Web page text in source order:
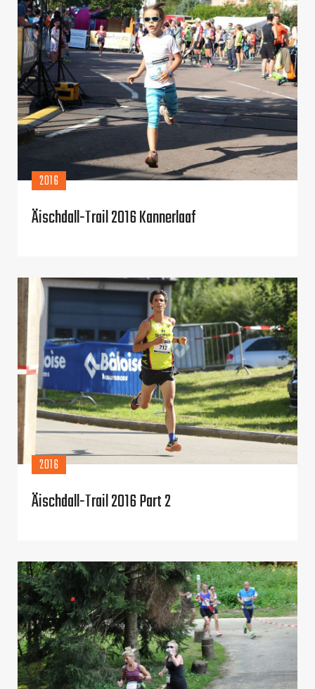
2016
Äischdall-Trail 2016 Kannerlaaf
2016
Äischdall-Trail 2016 Part 2